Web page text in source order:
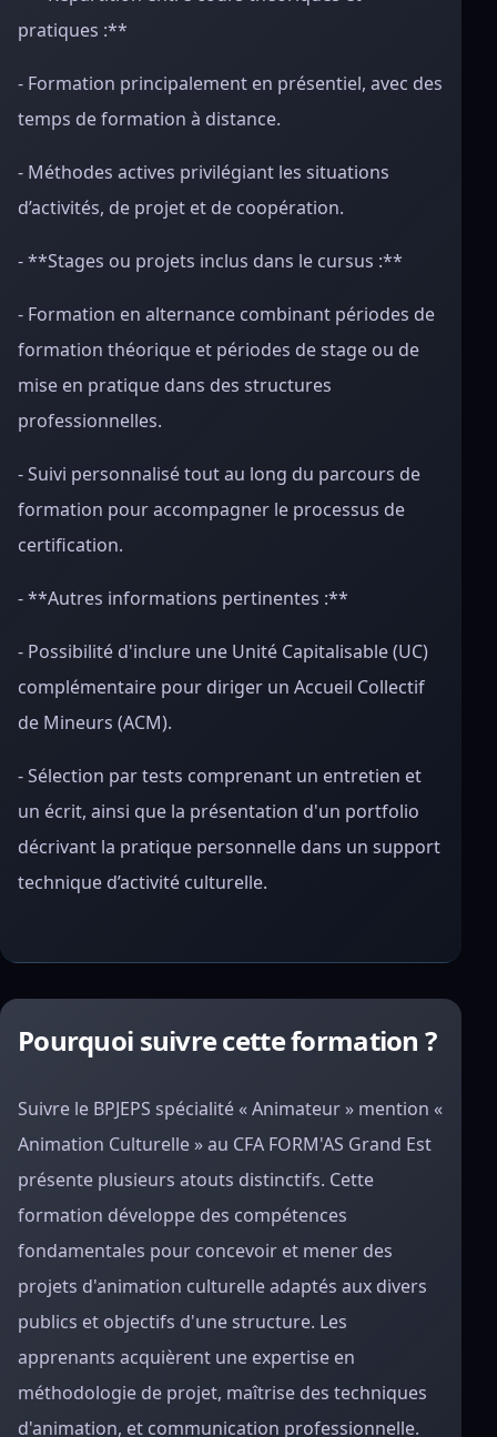
pratiques :**
- Formation principalement en présentiel, avec des
temps de formation à distance.
- Méthodes actives privilégiant les situations
d’activités, de projet et de coopération.
- **Stages ou projets inclus dans le cursus :**
- Formation en alternance combinant périodes de
formation théorique et périodes de stage ou de
mise en pratique dans des structures
professionnelles.
- Suivi personnalisé tout au long du parcours de
formation pour accompagner le processus de
certification.
- **Autres informations pertinentes :**
- Possibilité d'inclure une Unité Capitalisable (UC)
complémentaire pour diriger un Accueil Collectif
de Mineurs (ACM).
- Sélection par tests comprenant un entretien et
un écrit, ainsi que la présentation d'un portfolio
décrivant la pratique personnelle dans un support
technique d’activité culturelle.
Pourquoi suivre cette formation ?
Suivre le BPJEPS spécialité « Animateur » mention «
Animation Culturelle » au CFA FORM'AS Grand Est
présente plusieurs atouts distinctifs. Cette
formation développe des compétences
fondamentales pour concevoir et mener des
projets d'animation culturelle adaptés aux divers
publics et objectifs d'une structure. Les
apprenants acquièrent une expertise en
méthodologie de projet, maîtrise des techniques
d'animation, et communication professionnelle.